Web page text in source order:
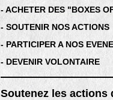
- ACHETER DES "BOXES
- SOUTENIR NOS ACTIONS
- PARTICIPER A NOS
- DEVENIR VOLONTAIRE
Soutenez les actions